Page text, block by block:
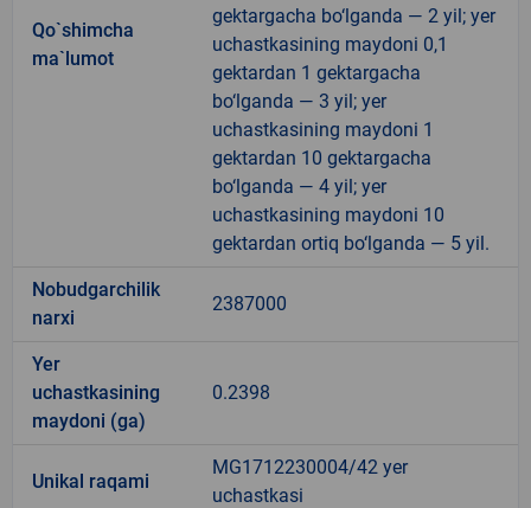
Qo`shimcha
ma`lumot
gektargacha bo‘lganda — 2 yil; yer
uchastkasining maydoni 0,1
gektardan 1 gektargacha
bo‘lganda — 3 yil; yer
uchastkasining maydoni 1
gektardan 10 gektargacha
bo‘lganda — 4 yil; yer
uchastkasining maydoni 10
gektardan ortiq bo‘lganda — 5 yil.
Nobudgarchilik
narxi
2387000
Yer
uchastkasining
maydoni (ga)
0.2398
Unikal raqami
MG1712230004/42 yer
uchastkasi